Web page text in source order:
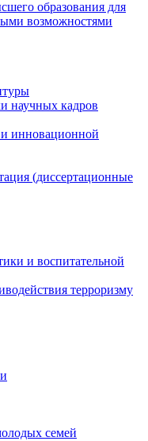
образования для
возможностями
научных кадров
инновационной
(диссертационные
и воспитательной
терроризму
семей